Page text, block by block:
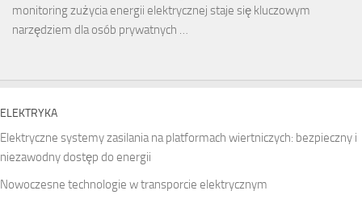
monitoring zużycia energii elektrycznej staje się kluczowym
narzędziem dla osób prywatnych …
ELEKTRYKA
Elektryczne systemy zasilania na platformach wiertniczych: bezpieczny i
niezawodny dostęp do energii
Nowoczesne technologie w transporcie elektrycznym